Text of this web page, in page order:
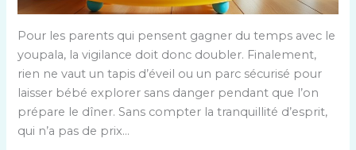
Pour les parents qui pensent gagner du temps avec le
youpala, la vigilance doit donc doubler. Finalement,
rien ne vaut un tapis d’éveil ou un parc sécurisé pour
laisser bébé explorer sans danger pendant que l’on
prépare le dîner. Sans compter la tranquillité d’esprit,
qui n’a pas de prix…